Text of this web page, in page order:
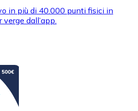
in più di 40.000 punti fisici in
dall’app.